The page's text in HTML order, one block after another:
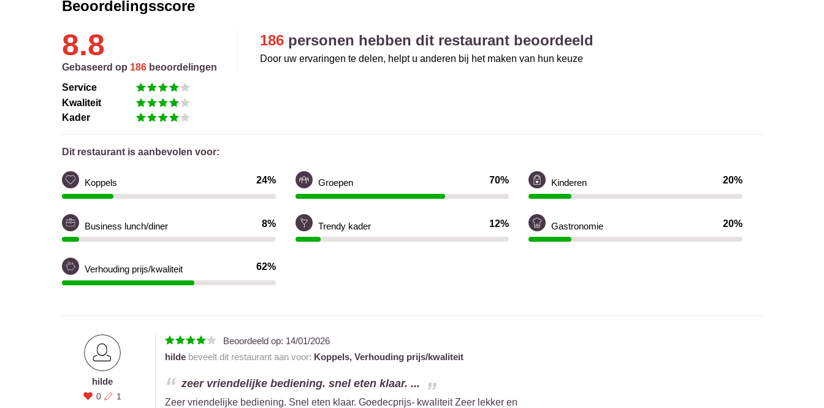
Beoordelingsscore
8.8
Gebaseerd op 186 beoordelingen
Service
Kwaliteit
Kader
186 personen hebben dit restaurant beoordeeld
Door uw ervaringen te delen, helpt u anderen bij het maken van hun keuze
Dit restaurant is aanbevolen voor:
Koppels 24% Groepen 70% Kinderen 20%
Business lunch/diner 8% Trendy kader 12% Gastronomie 20%
Verhouding prijs/kwaliteit 62%
hilde
0 1
Beoordeeld op: 14/01/2026
hildebeveelt dit restaurant aan voor: Koppels, Verhouding prijs/kwaliteit
zeer vriendelijke bediening. snel eten klaar. ...
Zeer vriendelijke bediening. Snel eten klaar. Goedecprijs- kwaliteit Zeer lekker en